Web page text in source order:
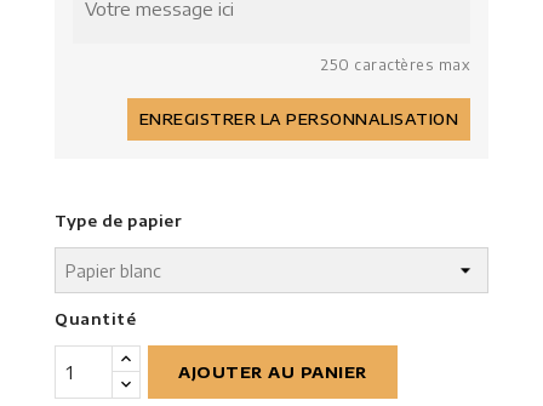
250 caractères max
ENREGISTRER LA PERSONNALISATION
Type de papier
Quantité
AJOUTER AU PANIER